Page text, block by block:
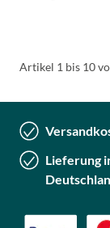
Artikel 1 bis 10
Lieferung